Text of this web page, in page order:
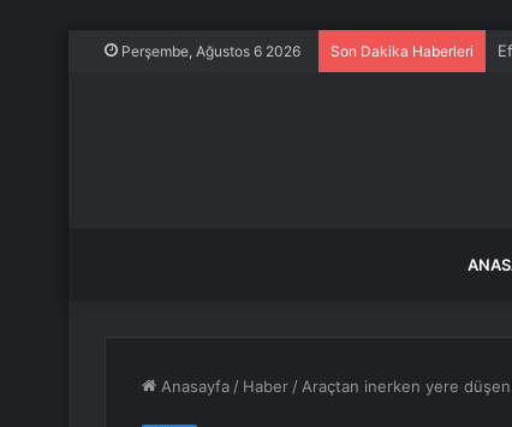
Perşembe, Ağustos 6 2026 Son Dakika Haberleri
Anasayfa / Haber / Araçtan inerken yere düşen